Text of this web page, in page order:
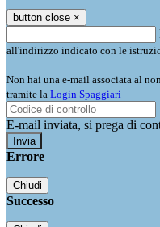
button close ×
all'indirizzo indicato con le
Non hai una e-mail associata al
tramite la Login Spaggiari
E-mail inviata, si prega di
Errore
Chiudi
Successo